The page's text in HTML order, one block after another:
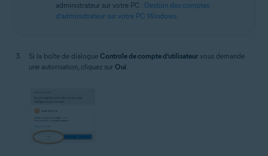
administrateur sur votre PC : Gestion des comptes
d’administrateur sur votre PC Windows.
Si la boîte de dialogue Contrôle de compte d’utilisateur vous demande
une autorisation, cliquez sur Oui.